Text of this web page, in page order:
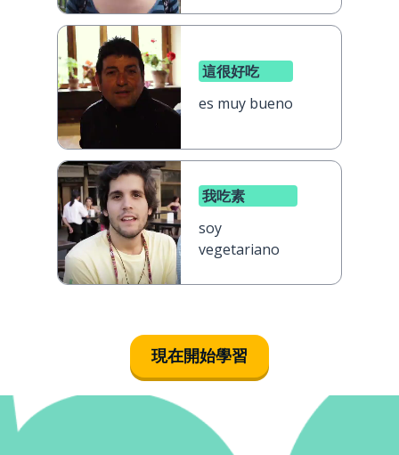
這很好吃
es muy bueno
我吃素
soy
vegetariano
現在開始學習